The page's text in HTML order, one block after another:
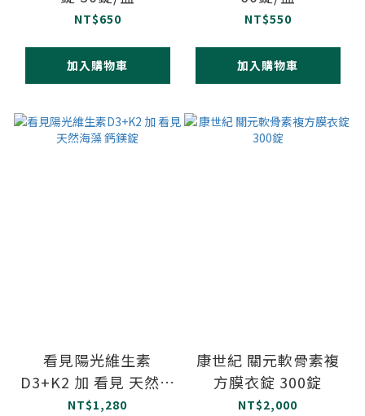
NT$650
加入購物車
NT$550
加入購物車
看見陽光維生素
D3+K2 加 看見 天然海
藻 鈣鎂錠
NT$1,280
康世紀 關元軟骨素複
方膜衣錠 300錠
NT$2,000